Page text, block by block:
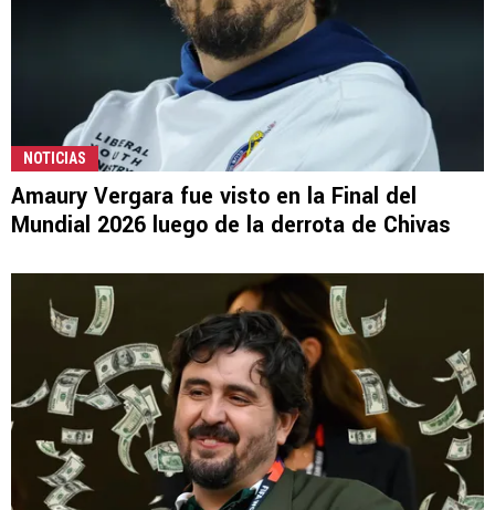
NOTICIAS
Amaury Vergara fue visto en la Final del
Mundial 2026 luego de la derrota de Chivas